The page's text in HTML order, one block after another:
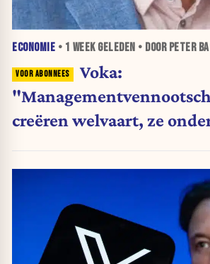
ECONOMIE • 1 WEEKGELEDEN • DOOR PETER
Voka:
creëren welvaart, ze